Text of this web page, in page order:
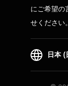
にご希望の
せください。
日本 (